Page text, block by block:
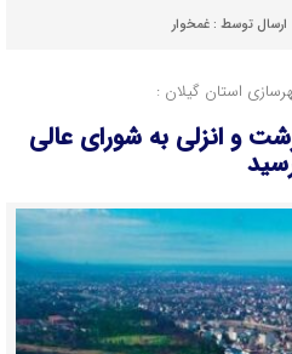
ارسال توسط :غمخوار
استان گیلان :
و انزلی به شورای عالی